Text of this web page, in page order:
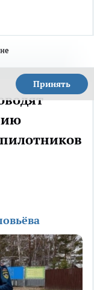
Принять